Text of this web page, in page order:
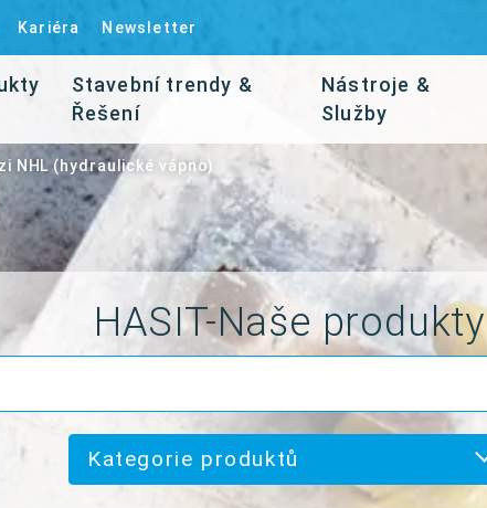
Kariéra Newsletter
Stavební trendy &
Řešení
Nástroje &
Služby
NHL (hydraulické vápno)
HASIT-Naše produkty
Kategorie produktů